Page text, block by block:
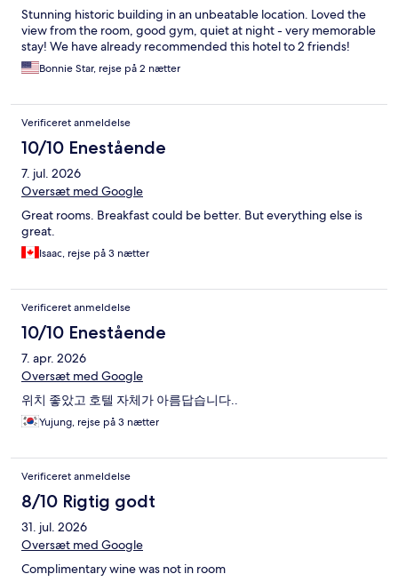
Stunning historic building in an unbeatable location. Loved the
view from the room, good gym, quiet at night - very memorable
stay! We have already recommended this hotel to 2 friends!
Bonnie Star, rejse på 2 nætter
Verificeret anmeldelse
10/10 Enestående
7. jul. 2026
Oversæt med Google
Great rooms. Breakfast could be better. But everything else is
great.
Isaac, rejse på 3 nætter
Verificeret anmeldelse
10/10 Enestående
7. apr. 2026
Oversæt med Google
위치 좋았고 호텔 자체가 아름답습니다..
Yujung, rejse på 3 nætter
Verificeret anmeldelse
8/10 Rigtig godt
31. jul. 2026
Oversæt med Google
Complimentary wine was not in room